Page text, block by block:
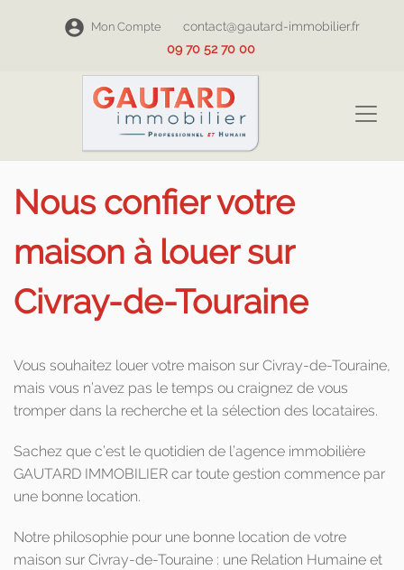
Mon Compte
contact@gautard-immobilier.fr
09 70 52 70 00
Nous confier votre
maison à louer sur
Civray-de-Touraine
Vous souhaitez louer votre maison sur Civray-de-Touraine,
mais vous n’avez pas le temps ou craignez de vous
tromper dans la recherche et la sélection des locataires.
Sachez que c’est le quotidien de l’agence immobilière
GAUTARD IMMOBILIER car toute gestion commence par
une bonne location.
Notre philosophie pour une bonne location de votre
maison sur Civray-de-Touraine : une Relation Humaine et